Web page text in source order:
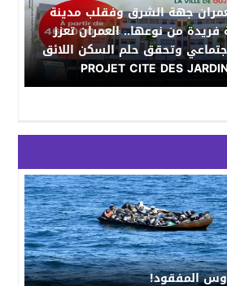
جهة الشرق وفقلب مدينة
من نوعها.. العمران تعزز
وتحقق حلم السكن اللائق
المفقود!